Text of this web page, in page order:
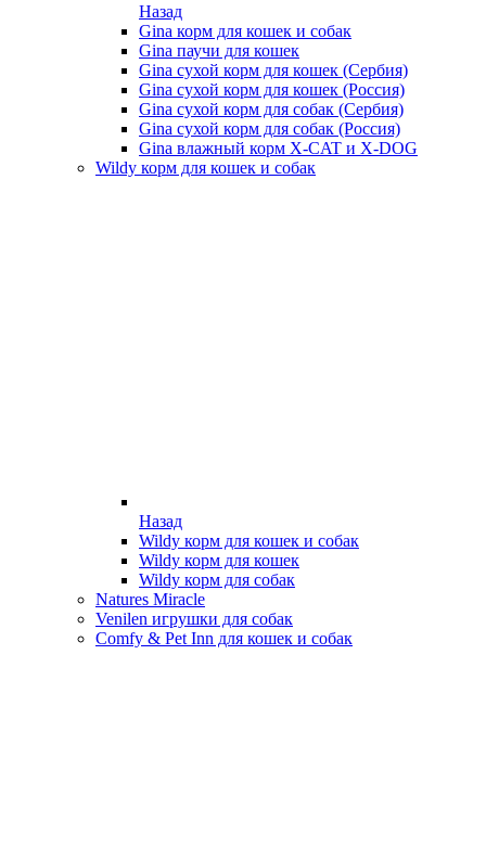
Назад
Gina корм для кошек и собак
Gina паучи для кошек
Gina сухой корм для кошек (Сербия)
Gina сухой корм для кошек (Россия)
Gina сухой корм для собак (Сербия)
Gina сухой корм для собак (Россия)
Gina влажный корм X-CAT и X-DOG
Wildy корм для кошек и собак
Назад
Wildy корм для кошек и собак
Wildy корм для кошек
Wildy корм для собак
Natures Miracle
Venilen игрушки для собак
Comfy & Pet Inn для кошек и собак